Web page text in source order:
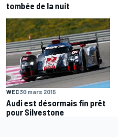
tombée de la nuit
WEC30 mars 2015
Audi est désormais fin prêt
pour Silvestone